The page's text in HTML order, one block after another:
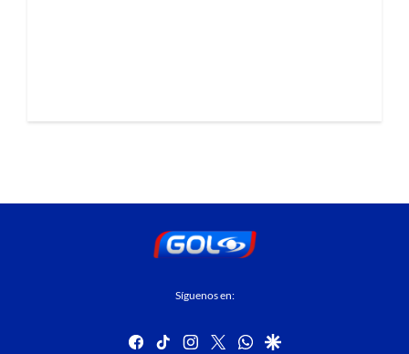
Síguenos en:
facebook
tiktok instagram
twitterwhatsapp
google